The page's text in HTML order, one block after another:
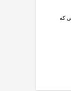
که